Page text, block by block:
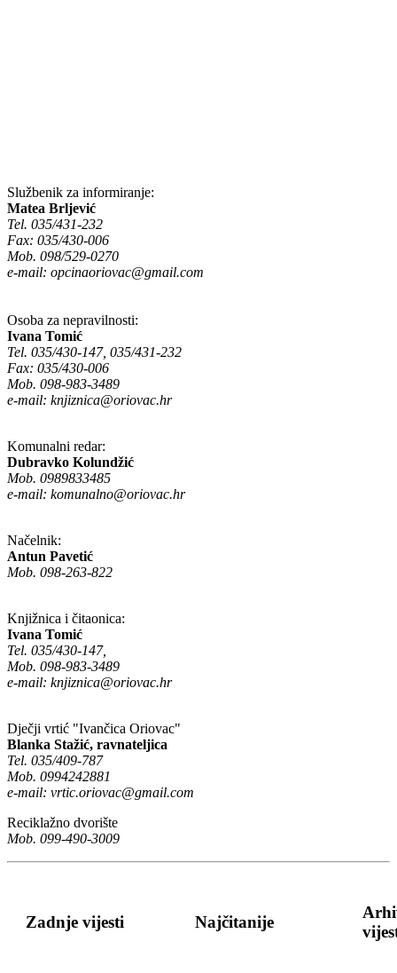
Službenik za informiranje:
Matea Brljević
Tel. 035/431-232
Fax: 035/430-006
Mob. 098/529-0270
e-mail: opcinaoriovac@gmail.com
Osoba za nepravilnosti:
Ivana Tomić
Tel. 035/430-147, 035/431-232
Fax: 035/430-006
Mob. 098-983-3489
e-mail: knjiznica@oriovac.hr
Komunalni redar:
Dubravko Kolundžić
Mob. 0989833485
e-mail: komunalno@oriovac.hr
Načelnik:
Antun Pavetić
Mob. 098-263-822
Knjižnica i čitaonica:
Ivana Tomić
Tel. 035/430-147,
Mob. 098-983-3489
e-mail: knjiznica@oriovac.hr
Dječji vrtić "Ivančica Oriovac"
Blanka Stažić, ravnateljica
Tel. 035/409-787
Mob. 0994242881
e-mail: vrtic.oriovac@gmail.com
Reciklažno dvorište
Mob. 099-490-3009
Zadnje vijesti Najčitanije